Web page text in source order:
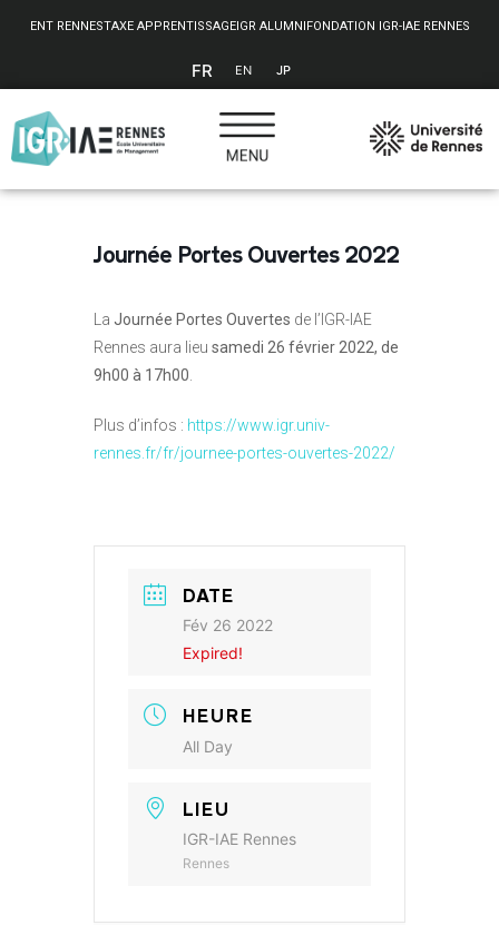
ENT RENNESTAXE APPRENTISSAGEIGR ALUMNIFONDATION IGR-IAE RENNES
FR EN JP
Journée Portes Ouvertes 2022
La Journée Portes Ouvertes de l’IGR-IAE
Rennes aura lieu samedi 26 février 2022, de
9h00 à 17h00
Plus d’infos : https://www.igr.univ-
rennes.fr/fr/journee-portes-ouvertes-2022/
DATE
Fév 26 2022
Expired!
HEURE
All Day
LIEU
IGR-IAE Rennes
Rennes